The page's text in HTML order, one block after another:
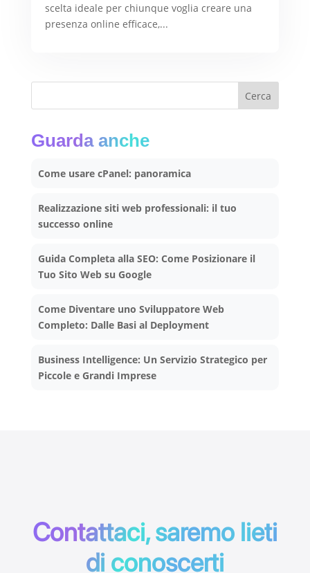
scelta ideale per chiunque voglia creare una
presenza online efficace,...
Cerca
Guarda anche
Come usare cPanel: panoramica
Realizzazione siti web professionali: il tuo
successo online
Guida Completa alla SEO: Come Posizionare il
Tuo Sito Web su Google
Come Diventare uno Sviluppatore Web
Completo: Dalle Basi al Deployment
Business Intelligence: Un Servizio Strategico per
Piccole e Grandi Imprese
Contattaci, saremo lieti
di conoscerti